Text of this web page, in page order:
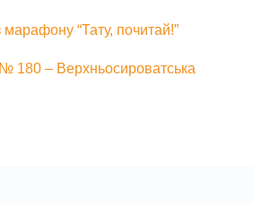
марафону “Тату, почитай!”
180 – Верхньосироватська